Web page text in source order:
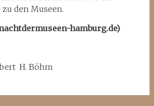
den Museen.
hamburg.de)
H. Böhm